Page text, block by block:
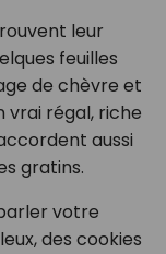
leur
feuilles
de chèvre et
vrai régal, riche
aussi
gratins.
votre
des cookies